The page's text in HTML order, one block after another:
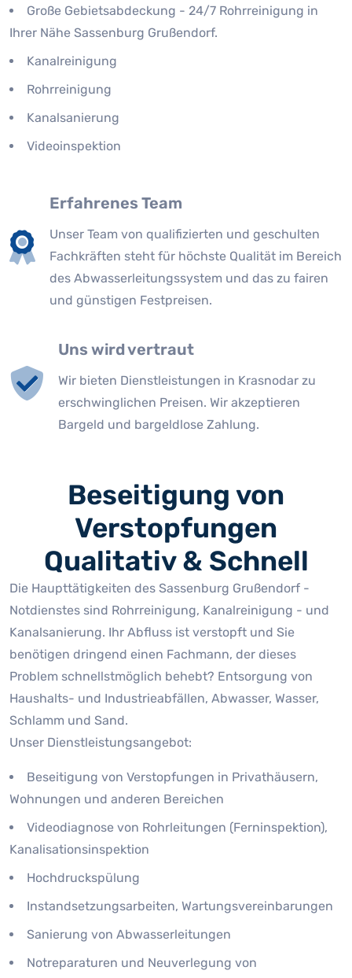
Große Gebietsabdeckung - 24/7 Rohrreinigung in
Ihrer Nähe Sassenburg Grußendorf.
Kanalreinigung
Rohrreinigung
Kanalsanierung
Videoinspektion
Erfahrenes Team
Unser Team von qualifizierten und geschulten
Fachkräften steht für höchste Qualität im Bereich
des Abwasserleitungssystem und das zu fairen
und günstigen Festpreisen.
Uns wird vertraut
Wir bieten Dienstleistungen in Krasnodar zu
erschwinglichen Preisen. Wir akzeptieren
Bargeld und bargeldlose Zahlung.
Beseitigung von
Verstopfungen
Qualitativ & Schnell
Die Haupttätigkeiten des Sassenburg Grußendorf -
Notdienstes sind Rohrreinigung, Kanalreinigung - und
Kanalsanierung. Ihr Abfluss ist verstopft und Sie
benötigen dringend einen Fachmann, der dieses
Problem schnellstmöglich behebt? Entsorgung von
Haushalts- und Industrieabfällen, Abwasser, Wasser,
Schlamm und Sand.
Unser Dienstleistungsangebot:
Beseitigung von Verstopfungen in Privathäusern,
Wohnungen und anderen Bereichen
Videodiagnose von Rohrleitungen (Ferninspektion),
Kanalisationsinspektion
Hochdruckspülung
Instandsetzungsarbeiten, Wartungsvereinbarungen
Sanierung von Abwasserleitungen
Notreparaturen und Neuverlegung von